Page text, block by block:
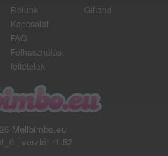
Rólunk
Kapcsolat
FAQ
Felhasználási
feltételek
Gifland
Mellbimbo.eu
| verzió: r1.52